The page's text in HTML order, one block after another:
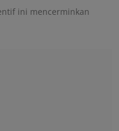
ini mencerminkan